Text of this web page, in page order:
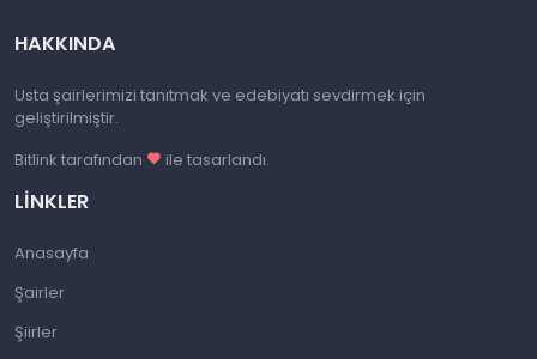
HAKKINDA
Usta şairlerimizi tanıtmak ve edebiyatı sevdirmek için
geliştirilmiştir.
Bitlink tarafından
ile tasarlandı.
LINKLER
Anasayfa
Şairler
Şiirler